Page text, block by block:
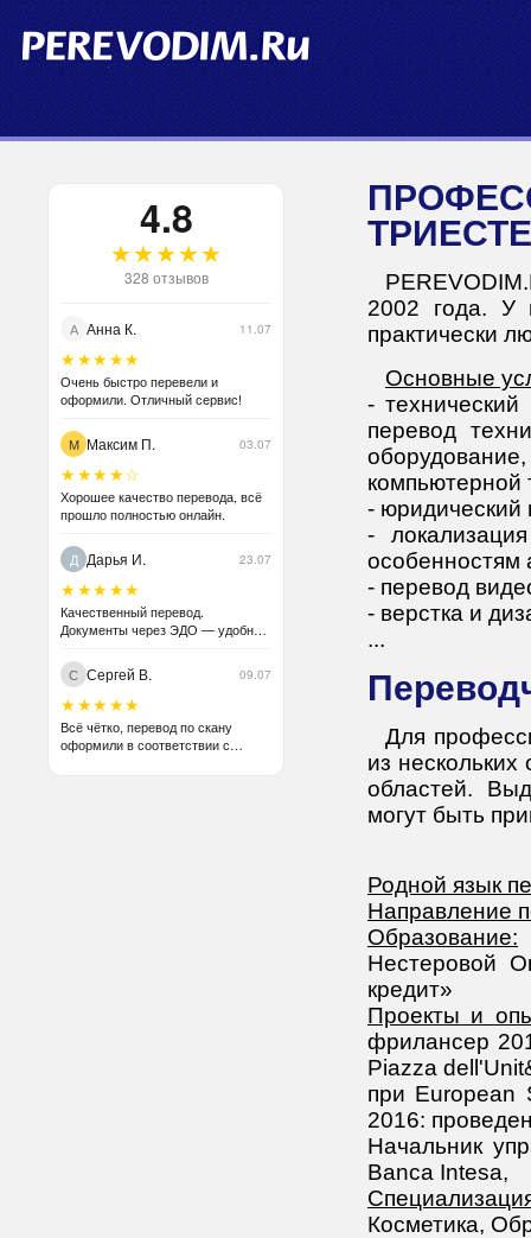
4.8
★★★★★
328 отзывов
А Анна К. 11.07
★★★★★
Очень быстро перевели и
оформили. Отличный сервис!
М Максим П. 03.07
★★★★☆
Хорошее качество перевода, всё
прошло полностью онлайн.
Д Дарья И. 23.07
★★★★★
Качественный перевод.
Документы через ЭДО — удобно
С Сергей В. 09.07
★★★★★
Всё чётко, перевод по скану
оформили в соответствии с
ПРОФЕССИОНАЛЬНЫЙ ПЕРЕВОД В Г.
ТРИЕСТЕ
2002 года. У
практически
Основные
- технический
перевод
- юридический
-
особенностям
- перевод
- верстка и
...
Для
из
областей.
могут быть
Родной язык
Направление
Образование:
Нестеровой
кредит»
Проекты и
фрилансер
Piazza
при European
2016:
Начальник
Banca Intesa,
Косметика,